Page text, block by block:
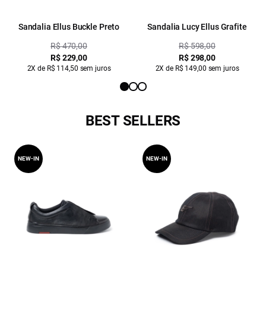
Sandalia Ellus Buckle Preto
R$ 470,00
R$ 229,00
2X de R$ 114,50 sem juros
Sandalia Lucy Ellus Grafite
R$ 598,00
R$ 298,00
2X de R$ 149,00 sem juros
BEST SELLERS
NEW-IN NEW-IN